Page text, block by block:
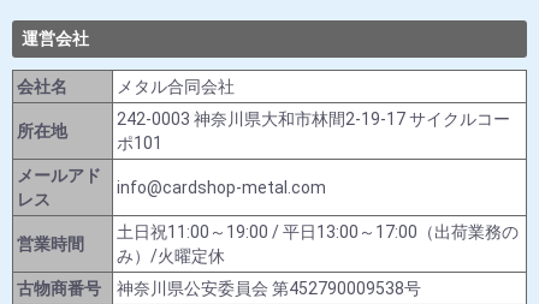
運営会社
会社名 メタル合同会社
所在地
242-0003 神奈川県大和市林間2-19-17 サイクルコー
ポ101
メールアド
レス
info@cardshop-metal.com
営業時間
土日祝11:00～19:00 / 平日13:00～17:00（出荷業務の
み）/火曜定休
古物商番号
神奈川県公安委員会 第452790009538号